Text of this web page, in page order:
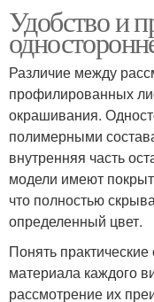
Удобство и
Различие между
профилированных
окрашивания.
полимерными
внутренняя часть
модели имеют
что полностью
определенный цвет.
Понять
материала каждого
рассмотрение их